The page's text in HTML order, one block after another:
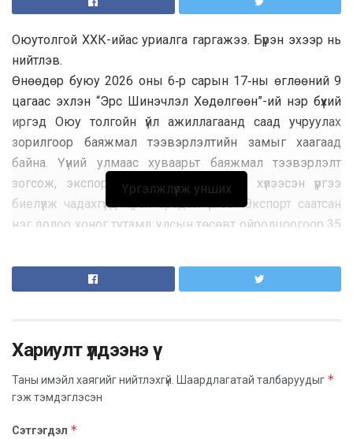
Оюутолгой ХХК-ийас уриалга гаргажээ. Бүрэн эхээр нь
нийтлэв.
Өнөөдөр буюу 2026 оны 6‑р сарын 17‑ны өглөөний 9
цагаас эхлэн “Эрс Шинэчлэл Хөдөлгөөн”-ий нэр бүхий
иргэд Оюу толгойн үйл ажиллагаанд саад учруулах
зорилгоор баяжмал тээвэрлэлтийн замыг хаагаад
байна. Үүний улмаас хуваарьт баяжмал тээвэрлэлт
зогсож, экспорт тасалдах, гэрээгээр хүлээсэн үүргээ
биелүүлж чадахгүйд хүрэх эрсдэл үүслээ. Экспорт саатсан
нэг долоо хоног тутамд улсын төсөвт ойролцоогоор 35
тэрбум төгрөгийн АМНАТ тасалдах эрсдэлтэй байна.
Үргэлжлүүлж унших
Хариулт үлдээнэ үү
Таны имэйл хаягийг нийтлэхгүй. Шаардлагатай талбаруудыг *
гэж тэмдэглэсэн
Сэтгэгдэл *